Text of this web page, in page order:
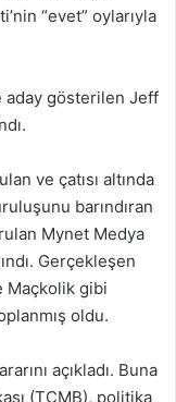
“evet” oylarıyla
aday gösterilen Jeff
ve çatısı altında
barındıran
Mynet Medya
Gerçekleşen
Maçkolik gibi
oldu.
açıkladı. Buna
(TCMB), politika